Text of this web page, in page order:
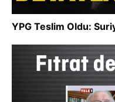
YPG Teslim Oldu: